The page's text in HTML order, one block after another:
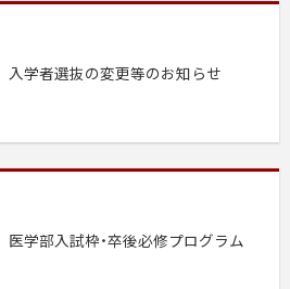
入学者選抜の変更等のお知らせ
医学部入試枠・卒後必修プログラム